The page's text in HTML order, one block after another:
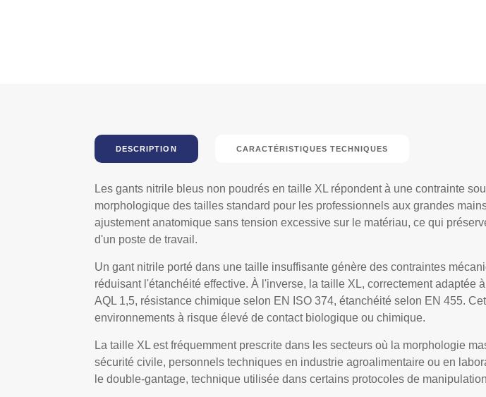
DESCRIPTION CARACTÉRISTIQUES TECHNIQUES
Les gants nitrile bleus non poudrés en taille XL répondent à une contrainte
morphologique des tailles standard pour les professionnels aux grandes
ajustement anatomique sans tension excessive sur le matériau, ce qui
d'un poste de travail.
Un gant nitrile porté dans une taille insuffisante génère des contraintes
réduisant l'étanchéité effective. À l'inverse, la taille XL, correctement adaptée
AQL 1,5, résistance chimique selon EN ISO 374, étanchéité selon EN 455.
environnements à risque élevé de contact biologique ou chimique.
La taille XL est fréquemment prescrite dans les secteurs où la morphologie
sécurité civile, personnels techniques en industrie agroalimentaire ou en
le double-gantage, technique utilisée dans certains protocoles de